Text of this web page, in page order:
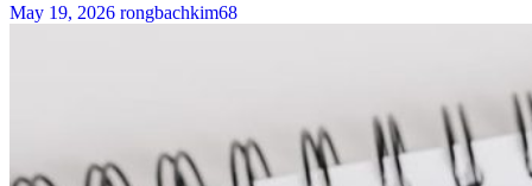
May 19, 2026 rongbachkim68